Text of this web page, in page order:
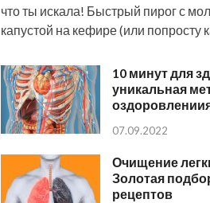
что ты искала! Быстрый пирог с
капустой на кефире (или попросту
10 минут для
уникальная
07.09.2022
Очищение
Золотая
рецептов